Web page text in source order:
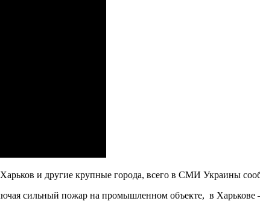
и другие крупные города, всего в СМИ Украины
сильный пожар на промышленном объекте, в